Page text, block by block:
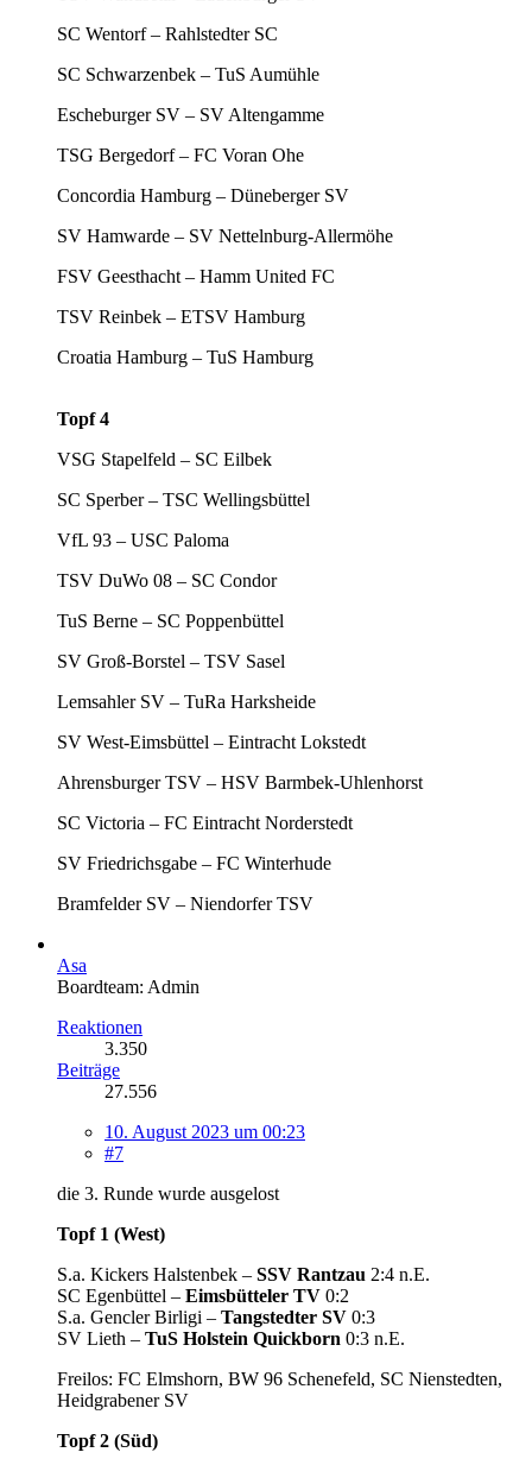
SC Wentorf – Rahlstedter SC
SC Schwarzenbek – TuS Aumühle
Escheburger SV – SV Altengamme
TSG Bergedorf – FC Voran Ohe
Concordia Hamburg – Düneberger SV
SV Hamwarde – SV Nettelnburg-Allermöhe
FSV Geesthacht – Hamm United FC
TSV Reinbek – ETSV Hamburg
Croatia Hamburg – TuS Hamburg
Topf 4
VSG Stapelfeld – SC Eilbek
SC Sperber – TSC Wellingsbüttel
VfL 93 – USC Paloma
TSV DuWo 08 – SC Condor
TuS Berne – SC Poppenbüttel
SV Groß-Borstel – TSV Sasel
Lemsahler SV – TuRa Harksheide
SV West-Eimsbüttel – Eintracht Lokstedt
Ahrensburger TSV – HSV Barmbek-Uhlenhorst
SC Victoria – FC Eintracht Norderstedt
SV Friedrichsgabe – FC Winterhude
Bramfelder SV – Niendorfer TSV
Asa
Boardteam: Admin
Reaktionen
3.350
Beiträge
27.556
10. August 2023 um 00:23
#7
die 3. Runde wurde ausgelost
Topf 1 (West)
S.a. Kickers Halstenbek – SSV Rantzau 2:4 n.E.
SC Egenbüttel – Eimsbütteler TV 0:2
S.a. Gencler Birligi – Tangstedter SV 0:3
SV Lieth – TuS Holstein Quickborn 0:3 n.E.
Freilos: FC Elmshorn, BW 96 Schenefeld, SC Nienstedten,
Heidgrabener SV
Topf 2 (Süd)